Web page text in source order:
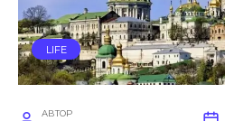
LIFE
АВТОР